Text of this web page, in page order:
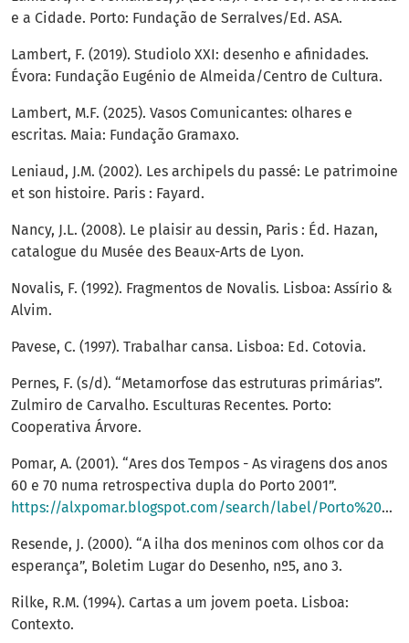
e a Cidade. Porto: Fundação de Serralves/Ed. ASA.
Lambert, F. (2019). Studiolo XXI: desenho e afinidades.
Évora: Fundação Eugénio de Almeida/Centro de Cultura.
Lambert, M.F. (2025). Vasos Comunicantes: olhares e
escritas. Maia: Fundação Gramaxo.
Leniaud, J.M. (2002). Les archipels du passé: Le patrimoine
et son histoire. Paris : Fayard.
Nancy, J.L. (2008). Le plaisir au dessin, Paris : Éd. Hazan,
catalogue du Musée des Beaux-Arts de Lyon.
Novalis, F. (1992). Fragmentos de Novalis. Lisboa: Assírio &
Alvim.
Pavese, C. (1997). Trabalhar cansa. Lisboa: Ed. Cotovia.
Pernes, F. (s/d). “Metamorfose das estruturas primárias”.
Zulmiro de Carvalho. Esculturas Recentes. Porto:
Cooperativa Árvore.
Pomar, A. (2001). “Ares dos Tempos - As viragens dos anos
60 e 70 numa retrospectiva dupla do Porto 2001”.
https://alxpomar.blogspot.com/search/label/Porto%202001
Resende, J. (2000). “A ilha dos meninos com olhos cor da
esperança”, Boletim Lugar do Desenho, nº5, ano 3.
Rilke, R.M. (1994). Cartas a um jovem poeta. Lisboa:
Contexto.